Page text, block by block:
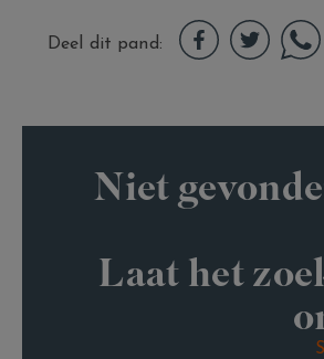
Deel dit pand
Niet
Laat het